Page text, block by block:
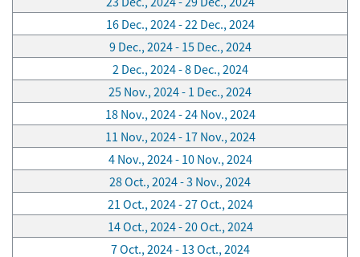
16 Dec., 2024 - 22 Dec., 2024
9 Dec., 2024 - 15 Dec., 2024
2 Dec., 2024 - 8 Dec., 2024
25 Nov., 2024 - 1 Dec., 2024
18 Nov., 2024 - 24 Nov., 2024
11 Nov., 2024 - 17 Nov., 2024
4 Nov., 2024 - 10 Nov., 2024
28 Oct., 2024 - 3 Nov., 2024
21 Oct., 2024 - 27 Oct., 2024
14 Oct., 2024 - 20 Oct., 2024
7 Oct., 2024 - 13 Oct., 2024